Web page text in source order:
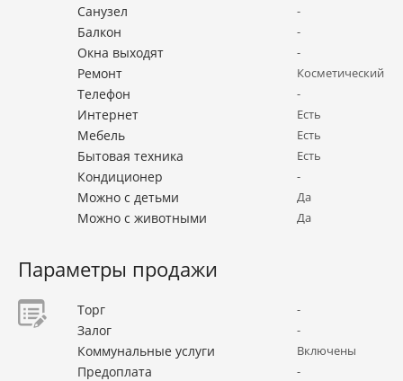
Санузел -
Балкон -
Окна выходят -
Ремонт Косметический
Телефон -
Интернет Есть
Мебель Есть
Бытовая техника Есть
Кондиционер -
Можно с детьми Да
Можно с животными Да
Параметры продажи
Торг -
Залог -
Коммунальные услуги Включены
Предоплата -